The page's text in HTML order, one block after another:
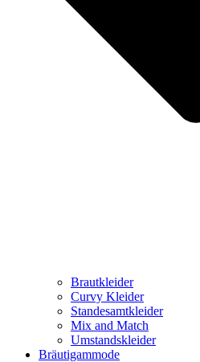
Brautkleider
Curvy Kleider
Standesamtkleider
Mix and Match
Umstandskleider
Bräutigammode